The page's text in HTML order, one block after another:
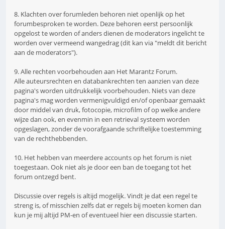
8. Klachten over forumleden behoren niet openlijk op het
forumbesproken te worden. Deze behoren eerst persoonlijk
opgelost te worden of anders dienen de moderators ingelicht te
worden over vermeend wangedrag (dit kan via "meldt dit bericht
aan de moderators").
9. Alle rechten voorbehouden aan Het Marantz Forum.
Alle auteursrechten en databankrechten ten aanzien van deze
pagina's worden uitdrukkelijk voorbehouden. Niets van deze
pagina's mag worden vermenigvuldigd en/of openbaar gemaakt
door middel van druk, fotocopie, microfilm of op welke andere
wijze dan ook, en evenmin in een retrieval systeem worden
opgeslagen, zonder de voorafgaande schriftelijke toestemming
van de rechthebbenden.
10. Het hebben van meerdere accounts op het forum is niet
toegestaan. Ook niet als je door een ban de toegang tot het
forum ontzegd bent.
Discussie over regels is altijd mogelijk. Vindt je dat een regel te
streng is, of misschien zelfs dat er regels bij moeten komen dan
kun je mij altijd PM-en of eventueel hier een discussie starten.